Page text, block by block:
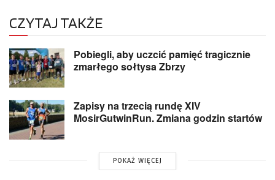
CZYTAJ TAKŻE
Pobiegli, aby uczcić pamięć tragicznie
zmarłego sołtysa Zbrzy
Zapisy na trzecią rundę XIV
MosirGutwinRun. Zmiana godzin startów
POKAŻ WIĘCEJ